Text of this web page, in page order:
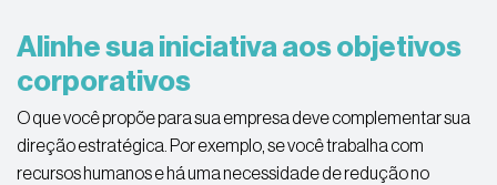
Alinhe sua iniciativa aos objetivos
corporativos
O que você propõe para sua empresa deve complementar sua
direção estratégica. Por exemplo, se você trabalha com
recursos humanos e há uma necessidade de redução no